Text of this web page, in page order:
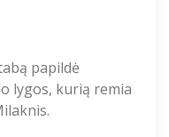
papildė
lygos, kurią remia